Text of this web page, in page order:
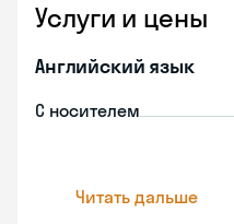
Услуги и цены
Английский язык
С носителем
Читать дальше